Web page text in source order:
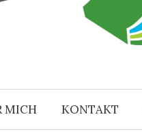
MICH KONTAKT